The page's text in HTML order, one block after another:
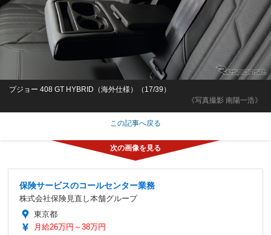
《写真撮影 南陽一浩》
プジョー 408 GT HYBRID（海外仕様）（17/39）
この記事へ戻る
保険サービスのコールセンター業務
株式会社保険見直し本舗グループ
東京都
月給26万円～38万円